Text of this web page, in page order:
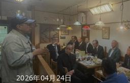
2026年04月24日